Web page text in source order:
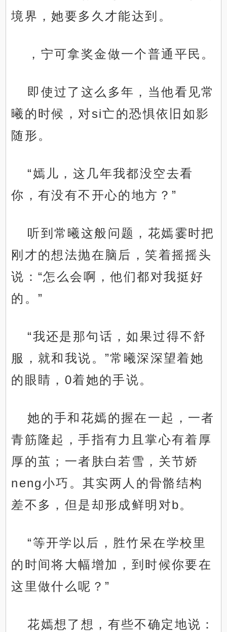
境界，她要多久才能达到。
，宁可拿奖金做一个普通平民。
即使过了这么多年，当他看见常
曦的时候，对si亡的恐惧依旧如影
随形。
“嫣儿，这几年我都没空去看
你，有没有不开心的地方？”
听到常曦这般问题，花嫣霎时把
刚才的想法抛在脑后，笑着摇摇头
说：“怎么会啊，他们都对我挺好
的。”
“我还是那句话，如果过得不舒
服，就和我说。”常曦深深望着她
的眼睛，0着她的手说。
她的手和花嫣的握在一起，一者
青筋隆起，手指有力且掌心有着厚
厚的茧；一者肤白若雪，关节娇
neng小巧。其实两人的骨骼结构
差不多，但是却形成鲜明对b。
“等开学以后，胜竹呆在学校里
的时间将大幅增加，到时候你要在
这里做什么呢？”
花嫣想了想，有些不确定地说：